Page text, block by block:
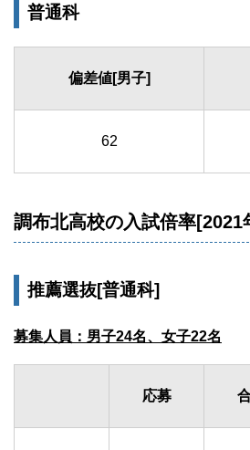
普通科
偏差値[男子]
62
調布北高校の入試倍率[2021
推薦選抜[普通科]
募集人員：男子24名、女子22名
応募